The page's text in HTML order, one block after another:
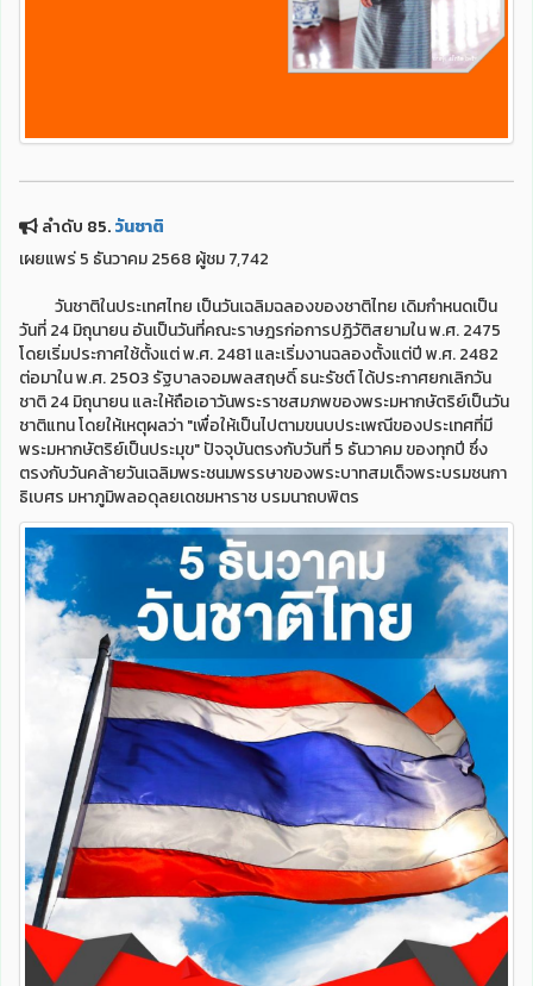
ลำดับ 85.วันชาติ
เผยแพร่ 5 ธันวาคม 2568 ผู้ชม 7,742
วันชาติในประเทศไทย เป็นวันเฉลิมฉลองของชาติไทย เดิมกำหนดเป็น
วันที่ 24 มิถุนายน อันเป็นวันที่คณะราษฎรก่อการปฏิวัติสยามใน พ.ศ. 2475
โดยเริ่มประกาศใช้ตั้งแต่ พ.ศ. 2481 และเริ่มงานฉลองตั้งแต่ปี พ.ศ. 2482
ต่อมาใน พ.ศ. 2503 รัฐบาลจอมพลสฤษดิ์ ธนะรัชต์ ได้ประกาศยกเลิกวัน
ชาติ 24 มิถุนายน และให้ถือเอาวันพระราชสมภพของพระมหากษัตริย์เป็นวัน
ชาติแทน โดยให้เหตุผลว่า "เพื่อให้เป็นไปตามขนบประเพณีของประเทศที่มี
พระมหากษัตริย์เป็นประมุข" ปัจจุบันตรงกับวันที่ 5 ธันวาคม ของทุกปี ซึ่ง
ตรงกับวันคล้ายวันเฉลิมพระชนมพรรษาของพระบาทสมเด็จพระบรมชนกา
ธิเบศร มหาภูมิพลอดุลยเดชมหาราช บรมนาถบพิตร